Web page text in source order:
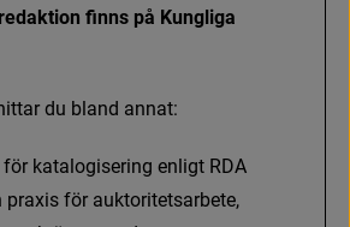
finns på Kungliga
ittar du bland annat:
för katalogisering enligt RDA
praxis för auktoritetsarbete,